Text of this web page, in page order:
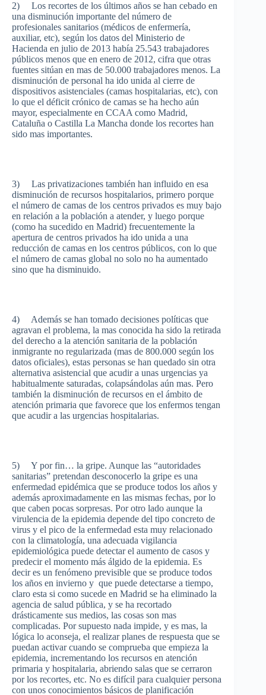
2) Los recortes de los últimos años se han cebado en
una disminución importante del número de
profesionales sanitarios (médicos de enfermería,
auxiliar, etc), según los datos del Ministerio de
Hacienda en julio de 2013 había 25.543 trabajadores
públicos menos que en enero de 2012, cifra que otras
fuentes sitúan en mas de 50.000 trabajadores menos. La
disminución de personal ha ido unida al cierre de
dispositivos asistenciales (camas hospitalarias, etc), con
lo que el déficit crónico de camas se ha hecho aún
mayor, especialmente en CCAA como Madrid,
Cataluña o Castilla La Mancha donde los recortes han
sido mas importantes.
3) Las privatizaciones también han influido en esa
disminución de recursos hospitalarios, primero porque
el número de camas de los centros privados es muy bajo
en relación a la población a atender, y luego porque
(como ha sucedido en Madrid) frecuentemente la
apertura de centros privados ha ido unida a una
reducción de camas en los centros públicos, con lo que
el número de camas global no solo no ha aumentado
sino que ha disminuido.
4) Además se han tomado decisiones políticas que
agravan el problema, la mas conocida ha sido la retirada
del derecho a la atención sanitaria de la población
inmigrante no regularizada (mas de 800.000 según los
datos oficiales), estas personas se han quedado sin otra
alternativa asistencial que acudir a unas urgencias ya
habitualmente saturadas, colapsándolas aún mas. Pero
también la disminución de recursos en el ámbito de
atención primaria que favorece que los enfermos tengan
que acudir a las urgencias hospitalarias.
5) Y por fin… la gripe. Aunque las “autoridades
sanitarias” pretendan desconocerlo la gripe es una
enfermedad epidémica que se produce todos los años y
además aproximadamente en las mismas fechas, por lo
que caben pocas sorpresas. Por otro lado aunque la
virulencia de la epidemia depende del tipo concreto de
virus y el pico de la enfermedad esta muy relacionado
con la climatología, una adecuada vigilancia
epidemiológica puede detectar el aumento de casos y
predecir el momento más álgido de la epidemia. Es
decir es un fenómeno previsible que se produce todos
los años en invierno y que puede detectarse a tiempo,
claro esta si como sucede en Madrid se ha eliminado la
agencia de salud pública, y se ha recortado
drásticamente sus medios, las cosas son mas
complicadas. Por supuesto nada impide, y es mas, la
lógica lo aconseja, el realizar planes de respuesta que se
puedan activar cuando se comprueba que empieza la
epidemia, incrementando los recursos en atención
primaria y hospitalaria, abriendo salas que se cerraron
por los recortes, etc. No es difícil para cualquier persona
con unos conocimientos básicos de planificación